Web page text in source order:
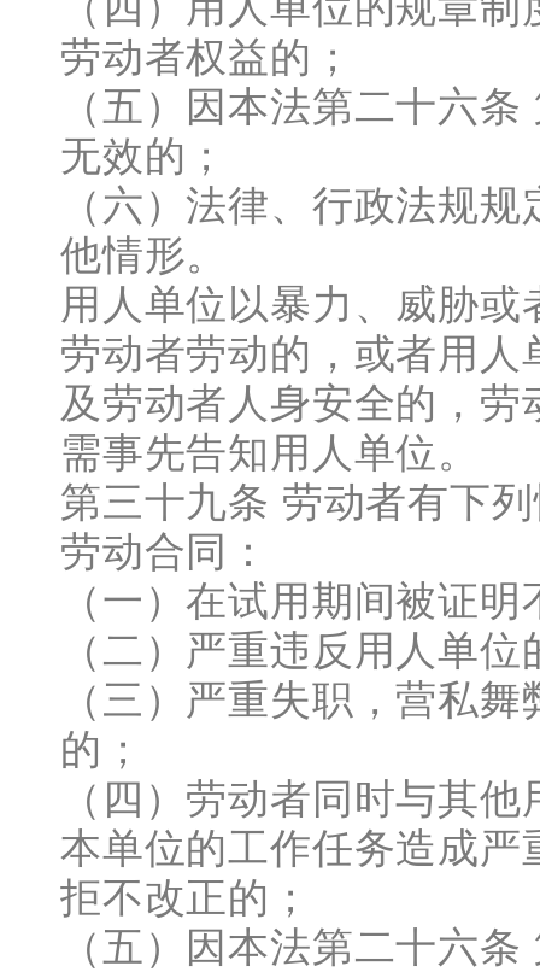
劳动者权益的；
（五）因本法第二十六
无效的；
（六）法律、行政法规
他情形。
用人单位以暴力、威胁
劳动者劳动的，或者用
及劳动者人身安全的，
需事先告知用人单位。
第三十九条 劳动者有下
劳动合同：
（一）在试用期间被证
（二）严重违反用人单
（三）严重失职，营私
的；
（四）劳动者同时与其
本单位的工作任务造成
拒不改正的；
（五）因本法第二十六